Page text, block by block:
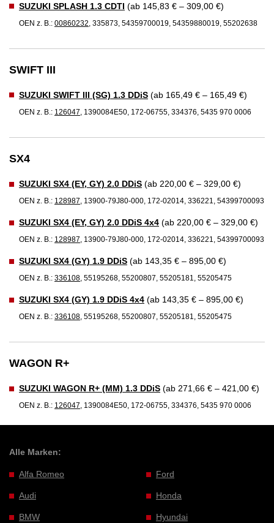
SUZUKI SPLASH 1.3 CDTI (ab 145,83 € – 309,00 €)
OEN z. B.: 00860232 , 335873, 54359700019, 54359880019, 55202638
SWIFT III
SUZUKI SWIFT III (SG) 1.3 DDiS (ab 165,49 € – 165,49 €)
OEN z. B.: 126047, 1390084E50, 172-06755, 334376, 5435 970 0006
SX4
SUZUKI SX4 (EY, GY) 2.0 DDiS (ab 220,00 € – 329,00 €)
OEN z. B.: 128987, 13900-79J80-000, 172-02014, 336221, 54399700093
SUZUKI SX4 (EY, GY) 2.0 DDiS 4x4 (ab 220,00 € – 329,00 €)
OEN z. B.: 128987, 13900-79J80-000, 172-02014, 336221, 54399700093
SUZUKI SX4 (GY) 1.9 DDiS (ab 143,35 € – 895,00 €)
OEN z. B.: 336108, 55195268, 55200807, 55205181, 55205475
SUZUKI SX4 (GY) 1.9 DDiS 4x4 (ab 143,35 € – 895,00 €)
OEN z. B.: 336108, 55195268, 55200807, 55205181, 55205475
WAGON R+
SUZUKI WAGON R+ (MM) 1.3 DDiS (ab 271,66 € – 421,00 €)
OEN z. B.: 126047, 1390084E50, 172-06755, 334376, 5435 970 0006
Alle Marken:
Alfa Romeo
Audi
BMW
Ford
Honda
Hyundai